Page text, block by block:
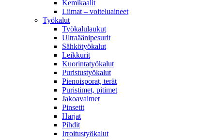
Kemikaalit
Liimat – voiteluaineet
Työkalut
Työkalulaukut
Ultraäänipesurit
Sähkötyökalut
Leikkurit
Kuorintatyökalut
Puristustyökalut
Pienoisporat, terät
Puristimet, pitimet
Jakoavaimet
Pinsetit
Harjat
Pihdit
Irroitustyökalut